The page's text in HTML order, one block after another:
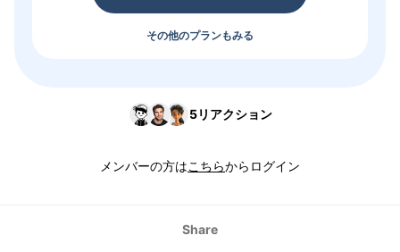
その他のプランもみる
5リアクション
メンバーの方はこちらからログイン
Share